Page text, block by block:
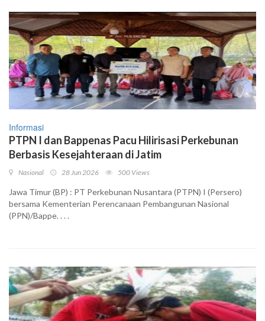
Informasi
PTPN I dan Bappenas Pacu Hilirisasi Perkebunan
Berbasis Kesejahteraan di Jatim
Nasional 28 Jun 2026 500 Views
Jawa Timur (BP) : PT Perkebunan Nusantara (PTPN) I (Persero)
bersama Kementerian Perencanaan Pembangunan Nasional
(PPN)/Bappe. . . .